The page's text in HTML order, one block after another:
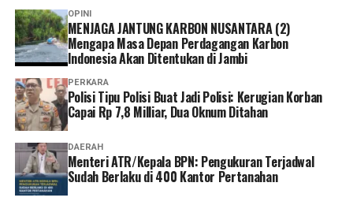
OPINI
MENJAGA JANTUNG KARBON NUSANTARA (2)
Mengapa Masa Depan Perdagangan Karbon
Indonesia Akan Ditentukan di Jambi
PERKARA
Polisi Tipu Polisi Buat Jadi Polisi: Kerugian Korban
Capai Rp 7,8 Milliar, Dua Oknum Ditahan
DAERAH
Menteri ATR/Kepala BPN: Pengukuran Terjadwal
Sudah Berlaku di 400 Kantor Pertanahan